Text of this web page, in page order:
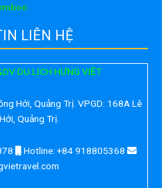
LIÊN HỆ
DU LỊCH HƯNG VIỆT
Hới, Quảng Trị. VPGD: 168A Lê
Quảng Trị.
Hotline: +84 918805368